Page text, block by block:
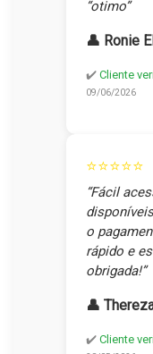
“otimo”
👤 Ronie
✔️ Cliente
09/06/2026
⭐⭐⭐⭐⭐
“Fácil
o
rápido e
obrigada!”
👤
✔️ Cliente